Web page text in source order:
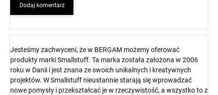
Dodaj komentarz
Jesteśmy zachwyceni, że w BERGAM możemy oferować
produkty marki Smallstuff. Ta marka została założona w 2006
roku w Danii i jest znana ze swoich unikalnych i kreatywnych
projektów. W Smallstuff nieustannie starają się wprowadzać
nowe pomysły i przekształcać je w rzeczywistość, a wszystko to z